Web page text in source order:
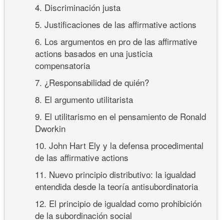
4. Discriminación justa
5. Justificaciones de las affirmative actions
6. Los argumentos en pro de las affirmative
actions basados en una justicia
compensatoria
7. ¿Responsabilidad de quién?
8. El argumento utilitarista
9. El utilitarismo en el pensamiento de Ronald
Dworkin
10. John Hart Ely y la defensa procedimental
de las affirmative actions
11. Nuevo principio distributivo: la igualdad
entendida desde la teoría antisubordinatoria
12. El principio de igualdad como prohibición
de la subordinación social